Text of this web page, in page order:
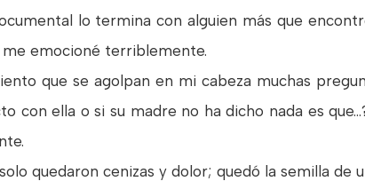
lo termina con alguien más que
emocioné terriblemente.
que se agolpan en mi cabeza muchas
con ella o si su madre no ha dicho nada es
quedaron cenizas y dolor; quedó la semilla de